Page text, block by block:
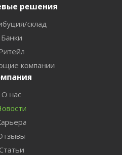
решения
склад
Банки
компании
О нас
Статьи